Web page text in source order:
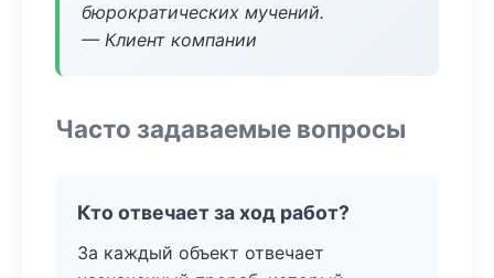
бюрократических мучений.
— Клиент компании
Часто задаваемые вопросы
Кто отвечает за ход работ?
За каждый объект отвечает